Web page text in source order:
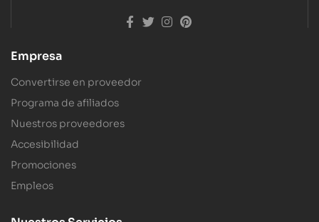
Empresa
Convertirse en proveedor
Programa de afiliados
Nuestros proveedores
Accesibilidad
Promociones
Empleos